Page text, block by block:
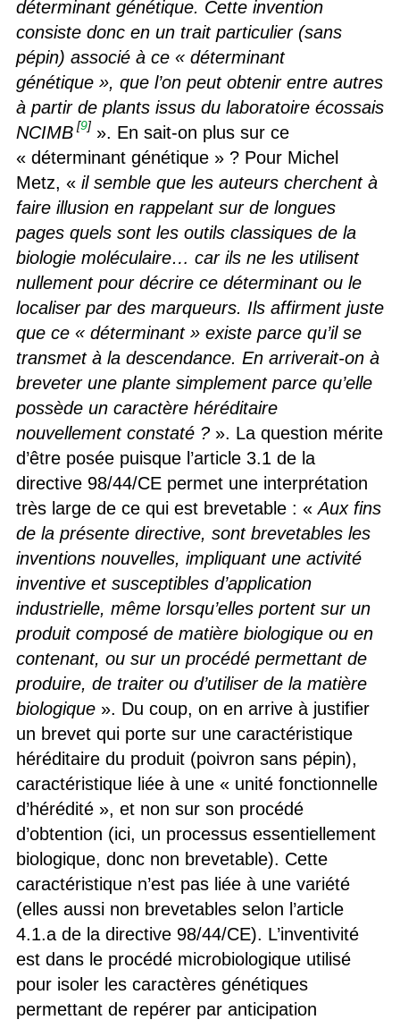
déterminant génétique. Cette invention
consiste donc en un trait particulier (sans
pépin) associé à ce « déterminant
génétique », que l’on peut obtenir entre autres
à partir de plants issus du laboratoire écossais
NCIMB[9] ». En sait-on plus sur ce
« déterminant génétique » ? Pour Michel
Metz, « il semble que les auteurs cherchent à
faire illusion en rappelant sur de longues
pages quels sont les outils classiques de la
biologie moléculaire… car ils ne les utilisent
nullement pour décrire ce déterminant ou le
localiser par des marqueurs. Ils affirment juste
que ce « déterminant » existe parce qu’il se
transmet à la descendance. En arriverait-on à
breveter une plante simplement parce qu’elle
possède un caractère héréditaire
nouvellement constaté ?». La question mérite
d’être posée puisque l’article 3.1 de la
directive 98/44/CE permet une interprétation
très large de ce qui est brevetable : «Aux fins
de la présente directive, sont brevetables les
inventions nouvelles, impliquant une activité
inventive et susceptibles d’application
industrielle, même lorsqu’elles portent sur un
produit composé de matière biologique ou en
contenant, ou sur un procédé permettant de
produire, de traiter ou d’utiliser de la matière
biologique». Du coup, on en arrive à justifier
un brevet qui porte sur une caractéristique
héréditaire du produit (poivron sans pépin),
caractéristique liée à une « unité fonctionnelle
d’hérédité », et non sur son procédé
d’obtention (ici, un processus essentiellement
biologique, donc non brevetable). Cette
caractéristique n’est pas liée à une variété
(elles aussi non brevetables selon l’article
4.1.a de la directive 98/44/CE). L’inventivité
est dans le procédé microbiologique utilisé
pour isoler les caractères génétiques
permettant de repérer par anticipation